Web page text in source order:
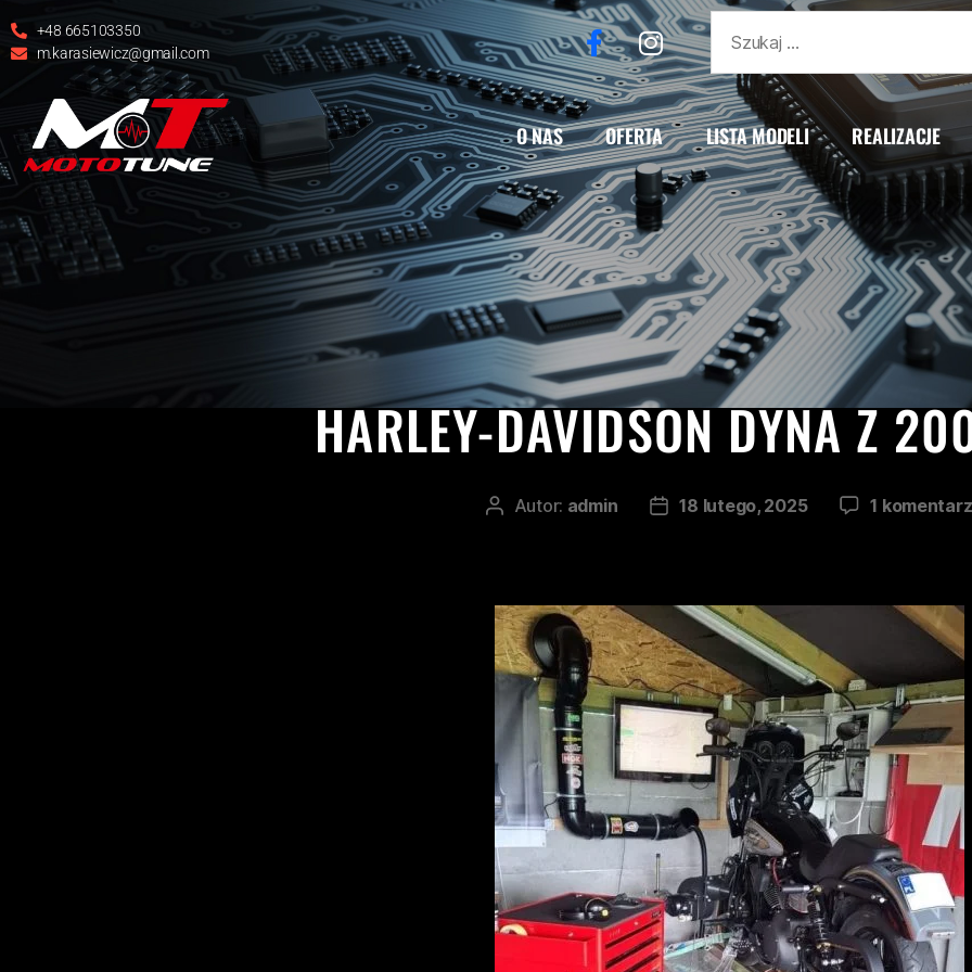
+48 665103350
m.karasiewicz@gmail.com
O NAS OFERTA LISTA MODELI REALIZACJE
HARLEY-DAVIDSON REALIZACJE
HARLEY-DAVIDSON DYNA Z
Autor: admin 18 lutego, 2025 1 komentarz